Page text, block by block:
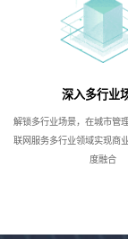
深入多行业
解锁多行业场景，在城市管
联网服务多行业领域实现商
度融合